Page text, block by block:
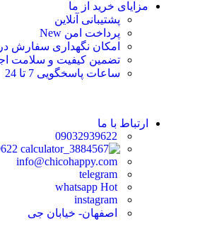
مزایای خرید از ما
پشتیبانی آنلاین
پرداخت امن New
امکان نگهداری سفارش
تضمین کیفیت و سلامت
ساعات پاسخگویی 7 تا 24
ارتباط با ما
Hot
اصفهان- خیابان جی